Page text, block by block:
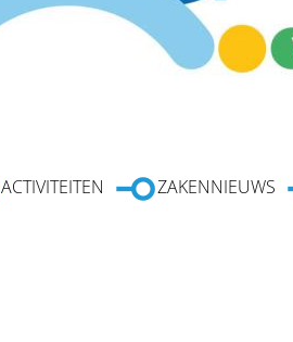
ACTIVITEITEN ZAKENNIEUWS